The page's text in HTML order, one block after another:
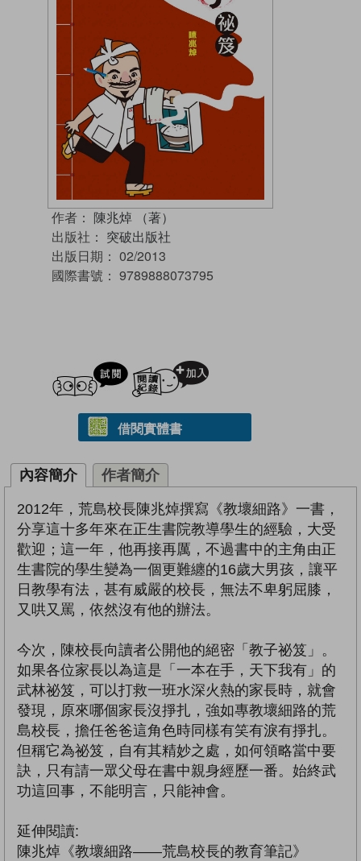
作者： 陳兆焯 （著）
出版社： 突破出版社
出版日期： 02/2013
國際書號： 9789888073795
試閲
借閱實體書
內容簡介 作者簡介
2012年，荒島校長陳兆焯撰寫《教壞細路》一書，
分享這十多年來在正生書院教導學生的經驗，大受
歡迎；這一年，他再接再厲，不過書中的主角由正
生書院的學生變為一個更難纏的16歲大男孩，讓平
日教學有法，甚有威嚴的校長，無法不卑躬屈膝，
又哄又罵，依然沒有他的辦法。
今次，陳校長向讀者公開他的絕密「教子祕笈」。
如果各位家長以為這是「一本在手，天下我有」的
武林祕笈，可以打救一班水深火熱的家長時，就會
發現，原來哪個家長沒掙扎，強如專教壞細路的荒
島校長，擔任爸爸這角色時同樣有笑有淚有掙扎。
但稱它為祕笈，自有其精妙之處，如何領略當中要
訣，只有請一眾父母在書中親身經歷一番。始終武
功這回事，不能明言，只能神會。
延伸閱讀:
陳兆焯《教壞細路——荒島校長的教育筆記》